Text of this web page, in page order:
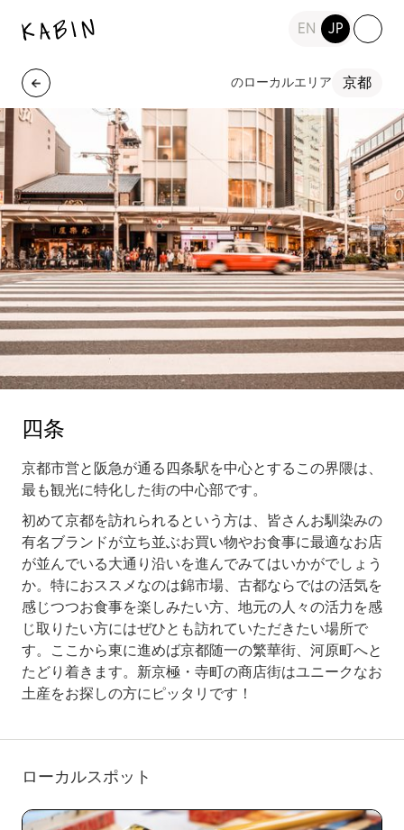
EN JP
のローカルエリア 京都
四条
京都市営と阪急が通る四条駅を中心とするこの界隈は、
最も観光に特化した街の中心部です。
初めて京都を訪れられるという方は、皆さんお馴染みの
有名ブランドが立ち並ぶお買い物やお食事に最適なお店
が並んでいる大通り沿いを進んでみてはいかがでしょう
か。特におススメなのは錦市場、古都ならではの活気を
感じつつお食事を楽しみたい方、地元の人々の活力を感
じ取りたい方にはぜひとも訪れていただきたい場所で
す。ここから東に進めば京都随一の繁華街、河原町へと
たどり着きます。新京極・寺町の商店街はユニークなお
土産をお探しの方にピッタリです！
ローカルスポット